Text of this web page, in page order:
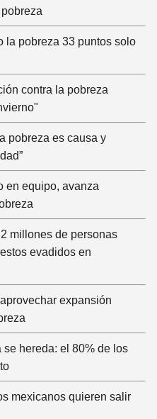
la pobreza 33 puntos solo
contra la pobreza
pobreza es causa y
en equipo, avanza
millones de personas
evadidos en
expansión
se hereda: el 80% de los
mexicanos quieren salir